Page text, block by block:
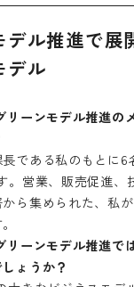
デル推進で展
デル
ーンモデル推進の
長である私のもとに6
。営業、販売促進、
ら集められた、私
ーンモデル推進で
ょうか？